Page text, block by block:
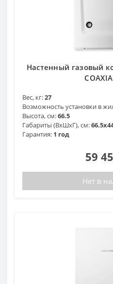
Настенный газовый
Вес, кг:27
Возможность установки в
Высота, см:66.5
Габариты (ВхШхГ), см:
Гарантия: 1 год
59
Нет в